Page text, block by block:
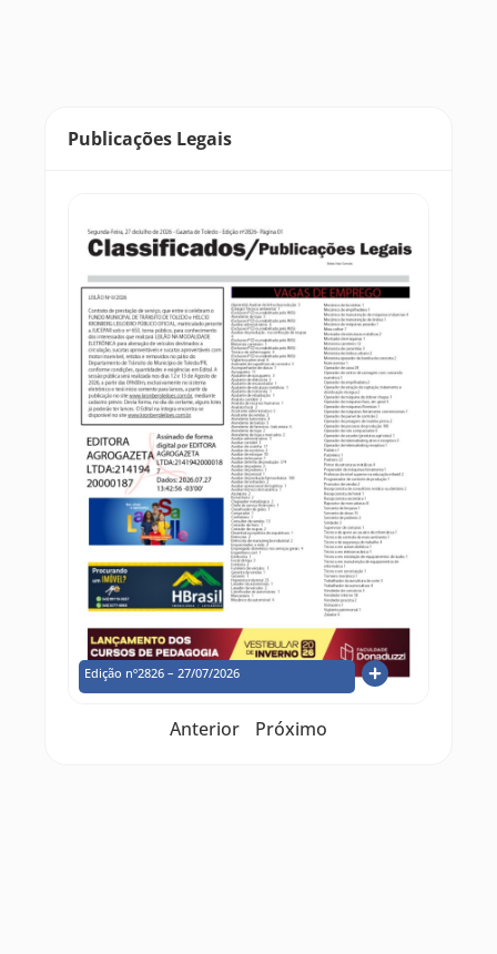
Publicações Legais
Edição nº2826 – 27/07/2026
Anterior Próximo